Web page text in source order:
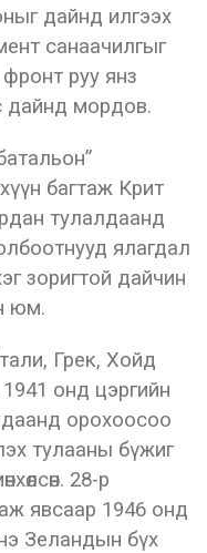
дайнд илгээх
санаачилгыг
фронт руу янз
дайнд мордов.
багтаж Крит
тулалдаанд
ялагдал
зоригтой дайчин
юм.
Грек, Хойд
онд цэргийн
орохоосоо
тулааны бүжиг
28-р
явсаар 1946 онд
Зеландын бүх